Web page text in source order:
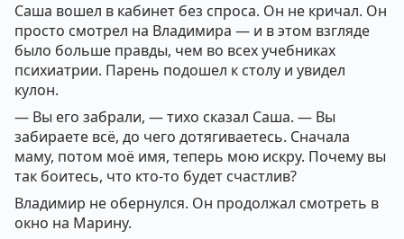
Саша вошел в кабинет без спроса. Он не кричал. Он
просто смотрел на Владимира — и в этом взгляде
было больше правды, чем во всех учебниках
психиатрии. Парень подошел к столу и увидел
кулон.
— Вы его забрали, — тихо сказал Саша. — Вы
забираете всё, до чего дотягиваетесь. Сначала
маму, потом моё имя, теперь мою искру. Почему вы
так боитесь, что кто-то будет счастлив?
Владимир не обернулся. Он продолжал смотреть в
окно на Марину.